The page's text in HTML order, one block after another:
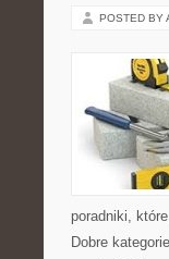
POSTED BY
poradniki,
Dobre